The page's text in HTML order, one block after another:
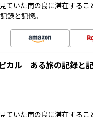
ていた南の島に滞在する
録と記憶。
カル ある旅の記録と
ていた南の島に滞在する